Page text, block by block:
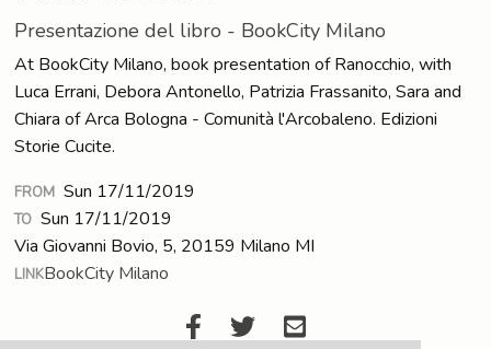
Presentazione del libro - BookCity Milano
At BookCity Milano, book presentation of Ranocchio, with
Luca Errani, Debora Antonello, Patrizia Frassanito, Sara and
Chiara of Arca Bologna - Comunità l'Arcobaleno. Edizioni
Storie Cucite.
FROM Sun 17/11/2019
TO Sun 17/11/2019
Via Giovanni Bovio, 5, 20159 Milano MI
LINKBookCity Milano